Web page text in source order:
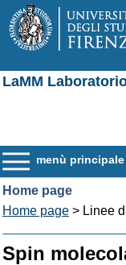
LaMM
menù principale
Home page
Home page > Linee
Spin